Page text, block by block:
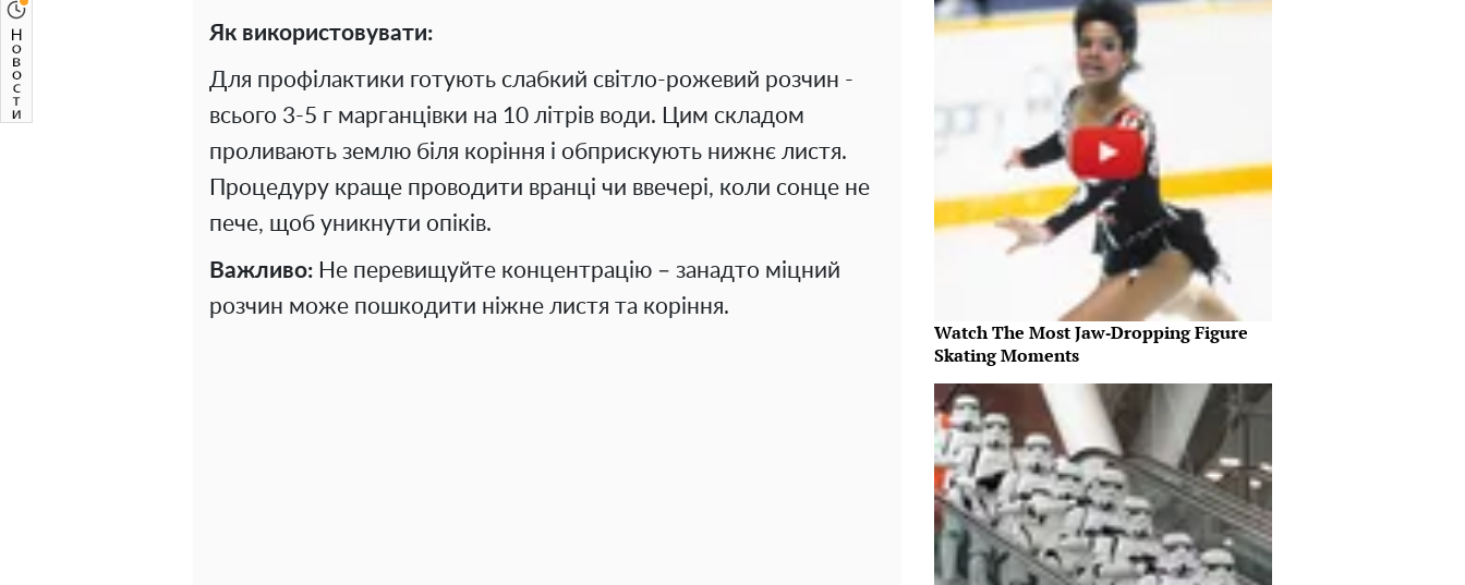
Як використовувати:
Для профілактики готують слабкий світло-рожевий розчин -
всього 3-5 г марганцівки на 10 літрів води. Цим складом
проливають землю біля коріння і обприскують нижнє листя.
Процедуру краще проводити вранці чи ввечері, коли сонце не
пече, щоб уникнути опіків.
Важливо: Не перевищуйте концентрацію – занадто міцний
розчин може пошкодити ніжне листя та коріння.
Watch The Most Jaw‑Dropping Figure
Skating Moments